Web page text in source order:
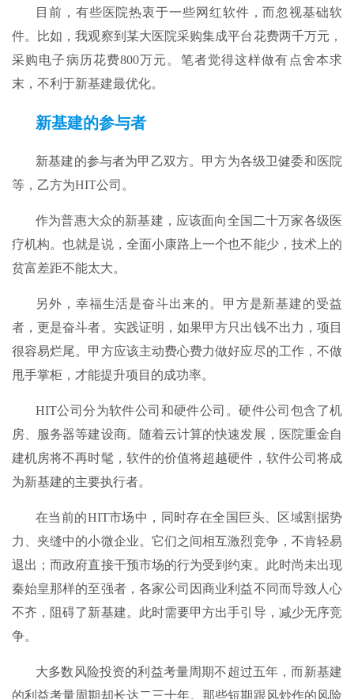
目前，有些医院热衷于一些网红软件，而忽视基础软
件。比如，我观察到某大医院采购集成平台花费两千万元，
采购电子病历花费800万元。笔者觉得这样做有点舍本求
末，不利于新基建最优化。
新基建的参与者
新基建的参与者为甲乙双方。甲方为各级卫健委和医院
等，乙方为HIT公司。
作为普惠大众的新基建，应该面向全国二十万家各级医
疗机构。也就是说，全面小康路上一个也不能少，技术上的
贫富差距不能太大。
另外，幸福生活是奋斗出来的。甲方是新基建的受益
者，更是奋斗者。实践证明，如果甲方只出钱不出力，项目
很容易烂尾。甲方应该主动费心费力做好应尽的工作，不做
甩手掌柜，才能提升项目的成功率。
HIT公司分为软件公司和硬件公司。硬件公司包含了机
房、服务器等建设商。随着云计算的快速发展，医院重金自
建机房将不再时髦，软件的价值将超越硬件，软件公司将成
为新基建的主要执行者。
在当前的HIT市场中，同时存在全国巨头、区域割据势
力、夹缝中的小微企业。它们之间相互激烈竞争，不肯轻易
退出；而政府直接干预市场的行为受到约束。此时尚未出现
秦始皇那样的至强者，各家公司因商业利益不同而导致人心
不齐，阻碍了新基建。此时需要甲方出手引导，减少无序竞
争。
大多数风险投资的利益考量周期不超过五年，而新基建
的利益考量周期却长达二三十年。那些短期跟风炒作的风险